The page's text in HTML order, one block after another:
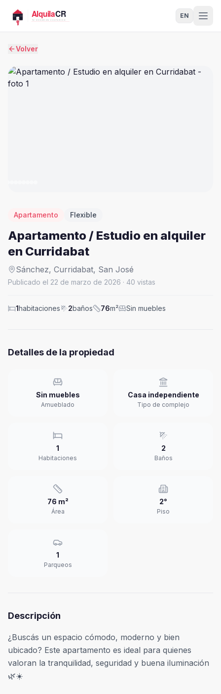
EN
Volver
Apartamento Flexible
Apartamento / Estudio en alquiler
en Curridabat
Sánchez, Curridabat, San José
Publicado el 22 de marzo de 2026 · 40 vistas
1habitaciones 2baños 76m² Sin muebles
Detalles de la propiedad
Sin muebles
Amueblado
Casa independiente
Tipo de complejo
1
Habitaciones
2
Baños
76 m²
Área
2°
Piso
1
Parqueos
Descripción
¿Buscás un espacio cómodo, moderno y bien
ubicado? Este apartamento es ideal para quienes
valoran la tranquilidad, seguridad y buena iluminación
🌿☀️